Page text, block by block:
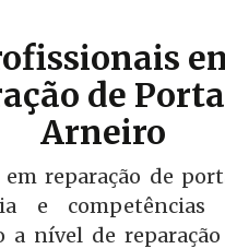
de
Arneiro
em reparação de
e competências
a nível de